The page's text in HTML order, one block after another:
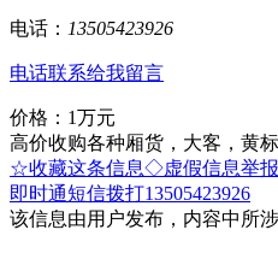
电话： 13505423926
电话联系给我留言
价格：1万元
高价收购各种厢货，大客，黄
☆收藏这条信息◇虚假信息举报
即时通短信拨打13505423926
该信息由用户发布，内容中所